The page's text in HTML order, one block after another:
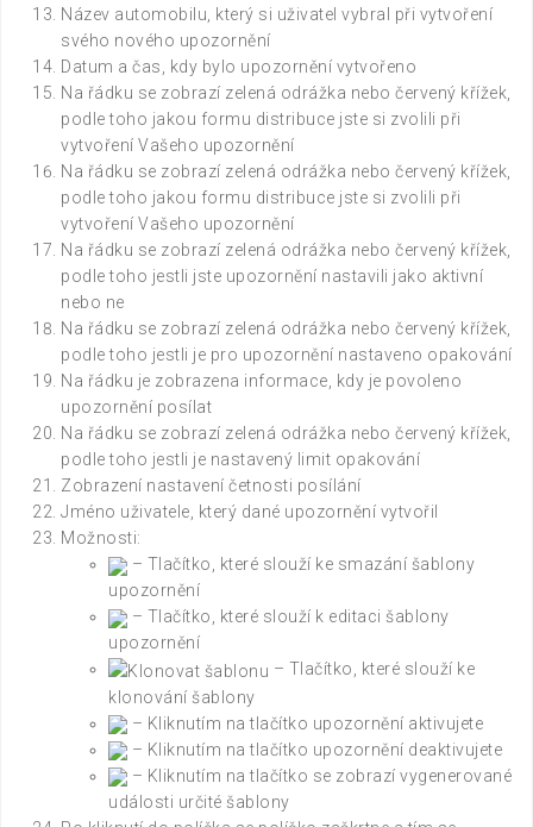
Název automobilu, který si uživatel vybral při vytvoření
svého nového upozornění
Datum a čas, kdy bylo upozornění vytvořeno
Na řádku se zobrazí zelená odrážka nebo červený křížek,
podle toho jakou formu distribuce jste si zvolili při
vytvoření Vašeho upozornění
Na řádku se zobrazí zelená odrážka nebo červený křížek,
podle toho jakou formu distribuce jste si zvolili při
vytvoření Vašeho upozornění
Na řádku se zobrazí zelená odrážka nebo červený křížek,
podle toho jestli jste upozornění nastavili jako aktivní
nebo ne
Na řádku se zobrazí zelená odrážka nebo červený křížek,
podle toho jestli je pro upozornění nastaveno opakování
Na řádku je zobrazena informace, kdy je povoleno
upozornění posílat
Na řádku se zobrazí zelená odrážka nebo červený křížek,
podle toho jestli je nastavený limit opakování
Zobrazení nastavení četnosti posílání
Jméno uživatele, který dané upozornění vytvořil
Možnosti:
– Tlačítko, které slouží ke smazání šablony
upozornění
– Tlačítko, které slouží k editaci šablony
upozornění
– Tlačítko, které slouží ke
klonování šablony
– Kliknutím na tlačítko upozornění aktivujete
– Kliknutím na tlačítko upozornění deaktivujete
– Kliknutím na tlačítko se zobrazí vygenerované
události určité šablony